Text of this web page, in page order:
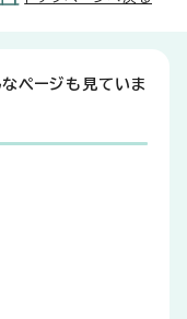
ページも見ていま